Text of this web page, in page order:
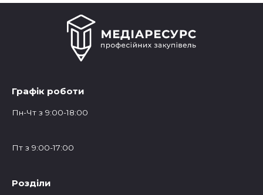
Графік роботи
Пн-Чт з 9:00-18:00
Пт з 9:00-17:00
Розділи